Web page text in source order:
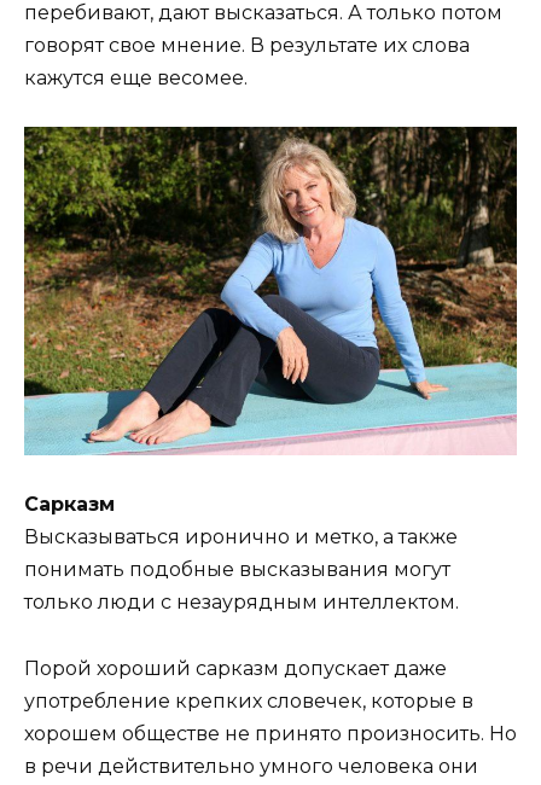
перебивают, дают высказаться. А только потом
говорят свое мнение. В результате их слова
кажутся еще весомее.
Сарказм
Высказываться иронично и метко, а также
понимать подобные высказывания могут
только люди с незаурядным интеллектом.
Порой хороший сарказм допускает даже
употребление крепких словечек, которые в
хорошем обществе не принято произносить. Но
в речи действительно умного человека они